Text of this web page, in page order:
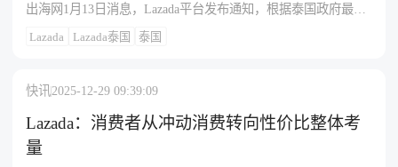
政策方面，2026年1月起泰国取消1500泰铢以下商品免税政策，
所有进口电商商品需缴纳关税及7%增值税。物流市场呈现整合
索与联盟营销将成为关键增长领域。
出海网1月13日消息，Lazada平台发布通知，根据泰国政府最新
规定，自2026年1月14日零点起，所有价值1泰铢（以CIF价值为
准）及以上的进口商品需在现有7%增值税基础上新增征收进口
纳50泰铢进口税及对应的38.5泰铢增值税，实际税率将显著推高
店铺营销工具设置，1月14日起的泰国跨境订单相关税费将从卖
家收入中自动扣除，而本地履约订单暂不受此政策影响。
Lazada Lazada泰国 泰国
快讯2025-12-29 09:39:09
Lazada：消费者从冲动消费转向性价比整体考
量